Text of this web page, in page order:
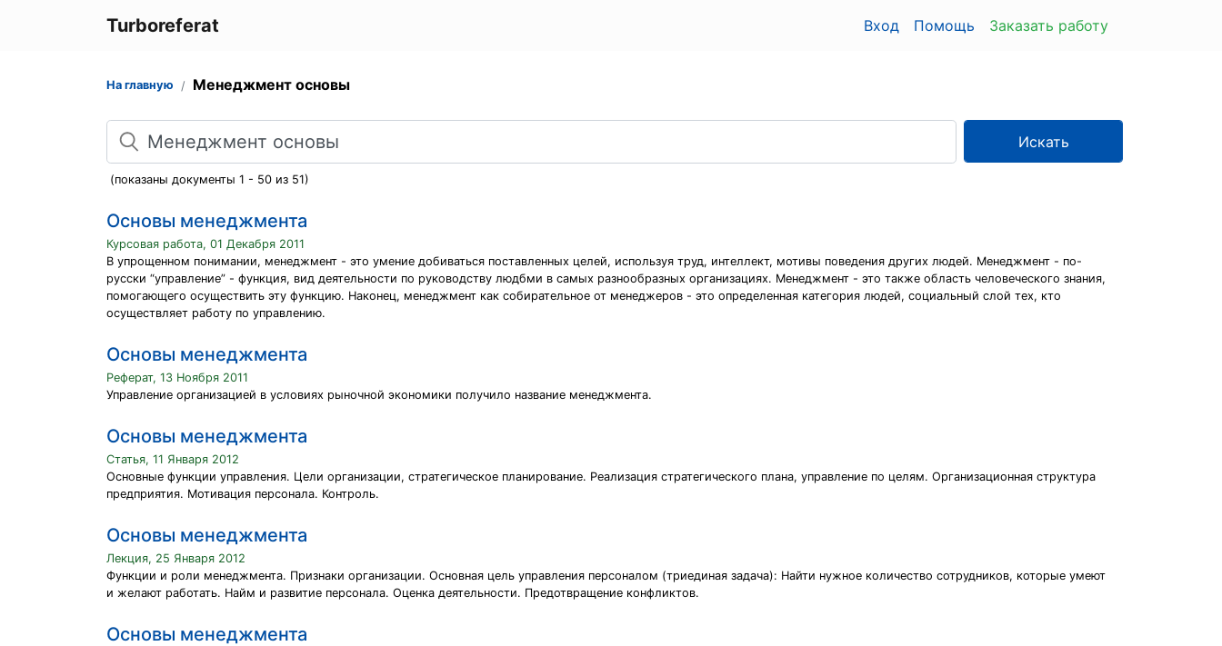
Turboreferat Вход Помощь Заказать работу
На главную Менеджмент основы
Поиск
Искать
(показаны документы 1 - 50 из 51)
Основы менеджмента
Курсовая работа, 01 Декабря 2011
В упрощенном понимании, менеджмент - это умение добиваться поставленных целей, используя труд, интеллект, мотивы поведения других людей. Менеджмент - по-
русски “управление” - функция, вид деятельности по руководству людбми в самых разнообразных организациях. Менеджмент - это также область человеческого знания,
помогающего осуществить эту функцию. Наконец, менеджмент как собирательное от менеджеров - это определенная категория людей, социальный слой тех, кто
осуществляет работу по управлению.
Основы менеджмента
Реферат, 13 Ноября 2011
Управление организацией в условиях рыночной экономики получило название менеджмента.
Основы менеджмента
Статья, 11 Января 2012
Основные функции управления. Цели организации, стратегическое планирование. Реализация стратегического плана, управление по целям. Организационная структура
предприятия. Мотивация персонала. Контроль.
Основы менеджмента
Лекция, 25 Января 2012
Функции и роли менеджмента. Признаки организации. Основная цель управления персоналом (триединая задача): Найти нужное количество сотрудников, которые умеют
и желают работать. Найм и развитие персонала. Оценка деятельности. Предотвращение конфликтов.
Основы менеджмента